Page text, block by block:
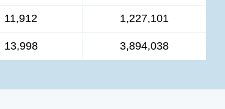
11,912 1,227,101
13,998 3,894,038